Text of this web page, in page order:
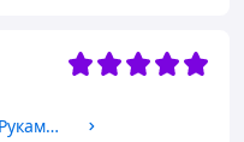
Натяжна стеля (3м*3м) Своїми Руками БІЛА МАТОВА. Натяжна стеля Зроби Сам комплект №38